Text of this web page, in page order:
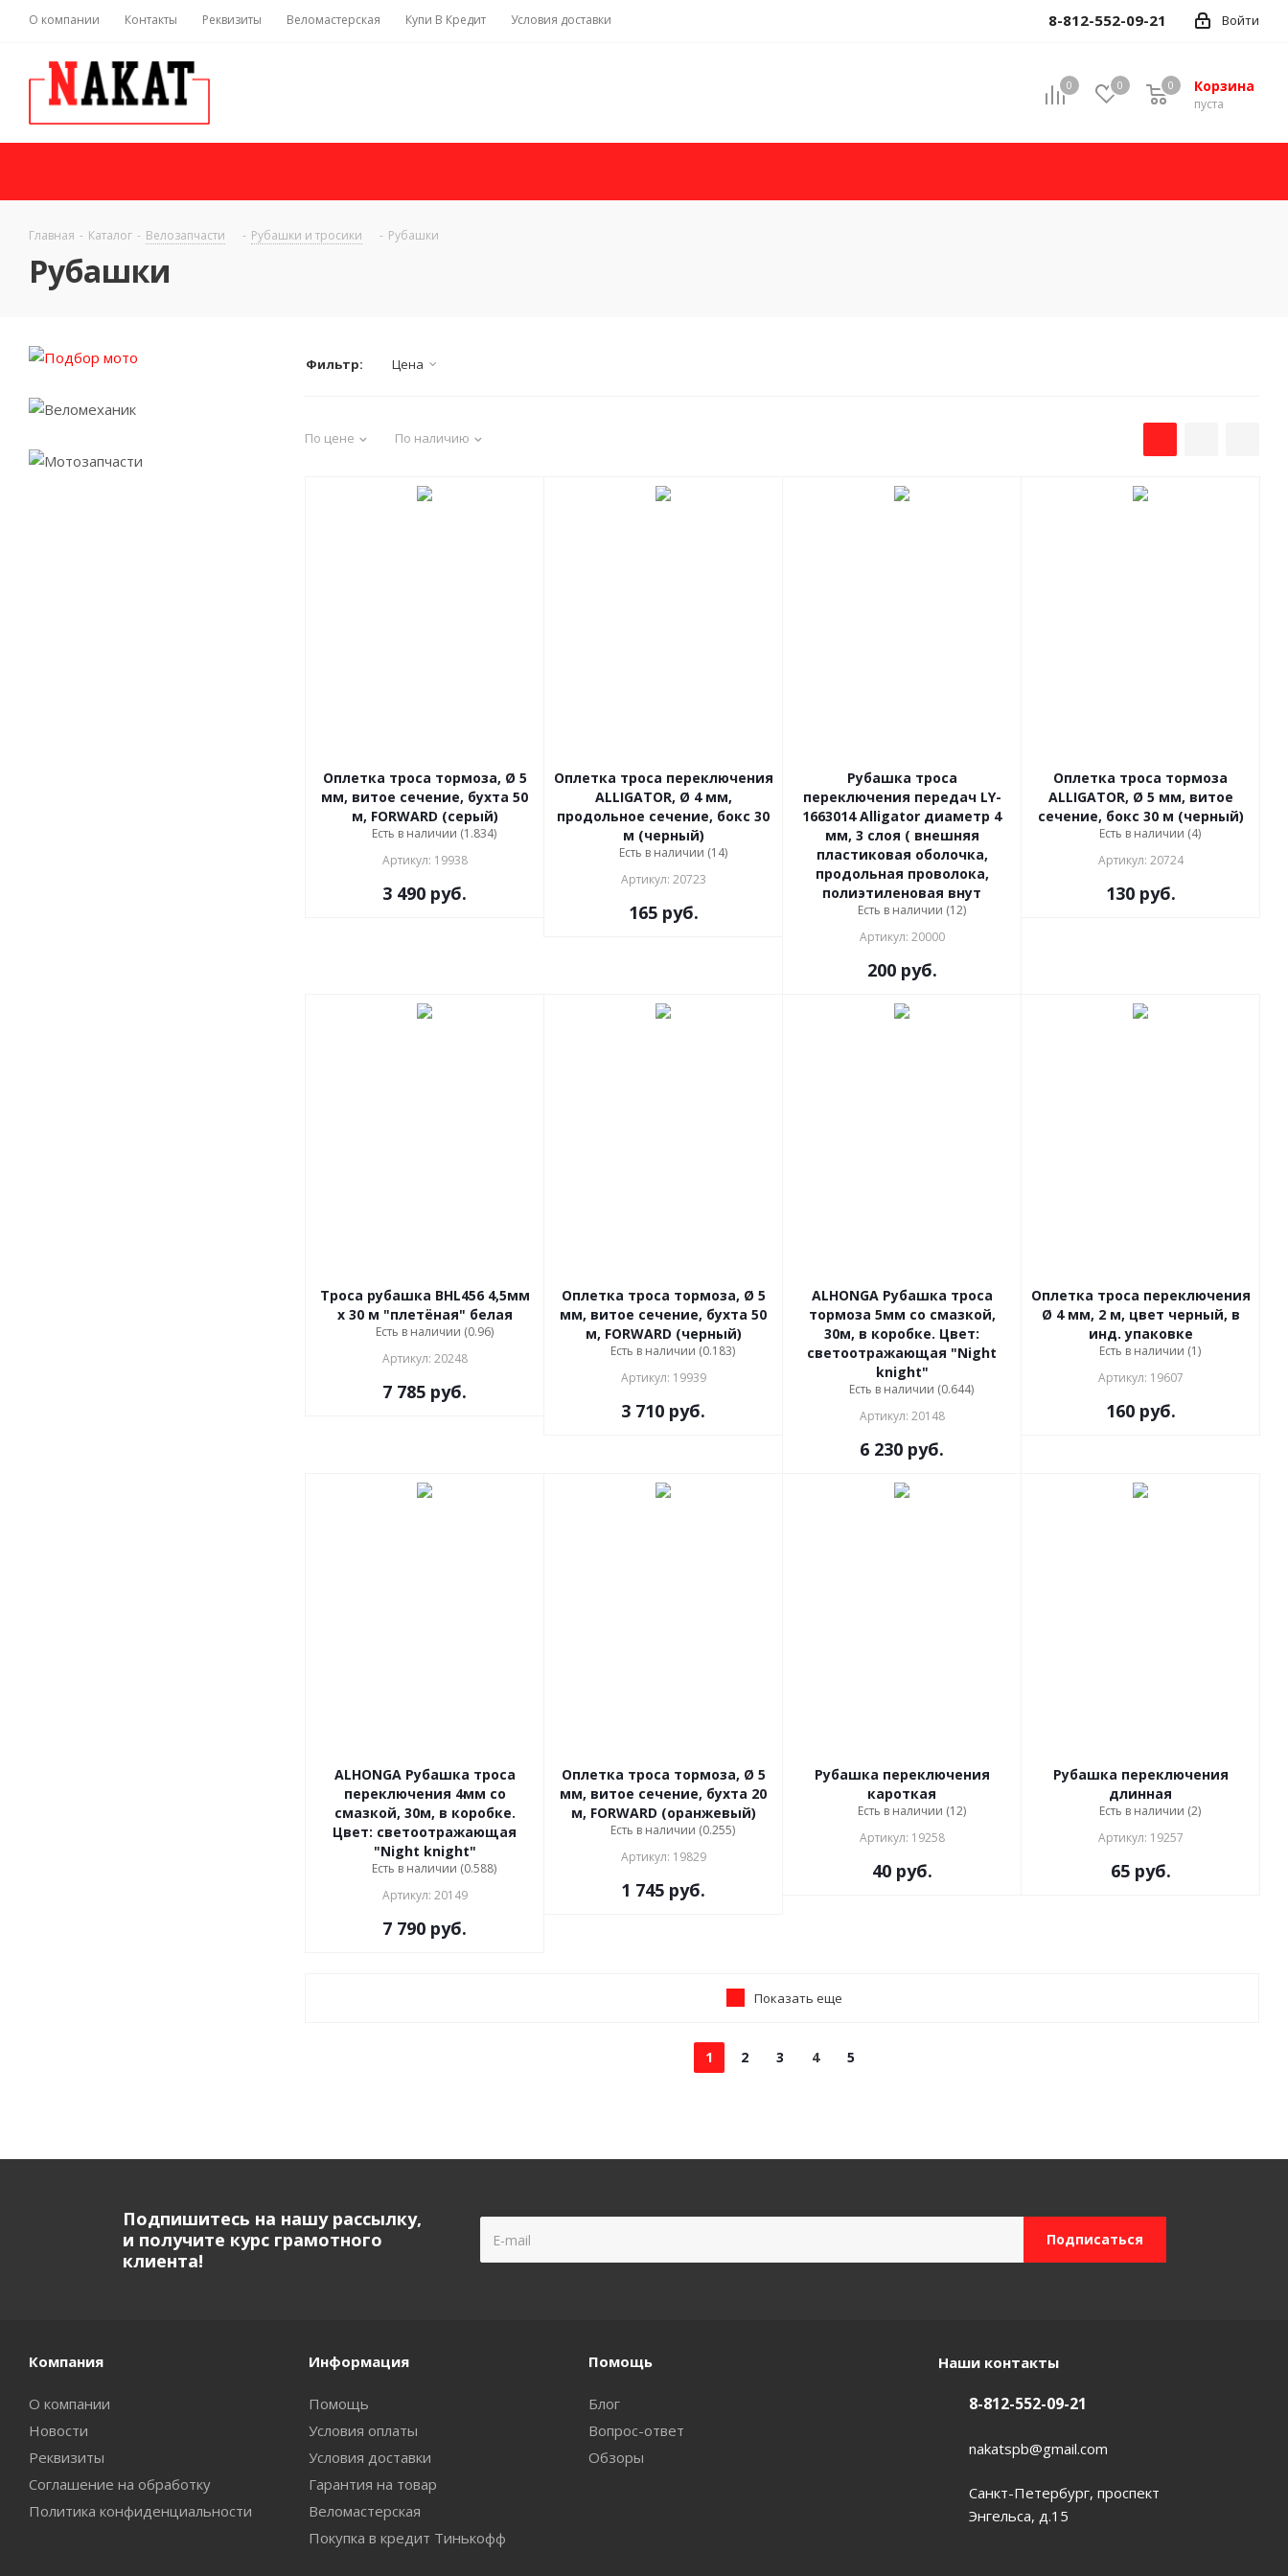
О компании Контакты Реквизиты Веломастерская Купи В Кредит Условия доставки Войти
8-812-552-09-21
0 0 Корзина
пуста
0
Главная - Каталог - Велозапчасти - Рубашки и тросики - Рубашки
Рубашки
Фильтр: Цена
По цене По наличию
Оплетка троса тормоза, Ø 5
мм, витое сечение, бухта 50
м, FORWARD (серый)
Есть в наличии (1.834)
Артикул: 19938
3 490 руб.
Оплетка троса переключения
ALLIGATOR, Ø 4 мм,
продольное сечение, бокс 30
м (черный)
Есть в наличии (14)
Артикул: 20723
165руб.
Рубашка троса
переключения передач LY-
1663014 Alligator диаметр 4
мм, 3 слоя ( внешняя
пластиковая оболочка,
продольная проволока,
полиэтиленовая внут
Есть в наличии (12)
Артикул: 20000
200руб.
Оплетка троса тормоза
ALLIGATOR, Ø 5 мм, витое
сечение, бокс 30 м (черный)
Есть в наличии (4)
Артикул: 20724
130руб.
Троса рубашка BHL456 4,5мм
х 30 м "плетёная" белая
Есть в наличии (0.96)
Артикул: 20248
7 785 руб.
Оплетка троса тормоза, Ø 5
мм, витое сечение, бухта 50
м, FORWARD (черный)
Есть в наличии (0.183)
Артикул: 19939
3 710 руб.
ALHONGA Рубашка троса
тормоза 5мм со смазкой,
30м, в коробке. Цвет:
светоотражающая "Night
knight"
Есть в наличии (0.644)
Артикул: 20148
6 230 руб.
Оплетка троса переключения
Ø 4 мм, 2 м, цвет черный, в
инд. упаковке
Есть в наличии (1)
Артикул: 19607
160руб.
ALHONGA Рубашка троса
переключения 4мм со
смазкой, 30м, в коробке.
Цвет: светоотражающая
"Night knight"
Есть в наличии (0.588)
Артикул: 20149
7 790 руб.
Оплетка троса тормоза, Ø 5
мм, витое сечение, бухта 20
м, FORWARD (оранжевый)
Есть в наличии (0.255)
Артикул: 19829
1 745 руб.
Рубашка переключения
кароткая
Есть в наличии (12)
Артикул: 19258
40руб.
Рубашка переключения
длинная
Есть в наличии (2)
Артикул: 19257
65руб.
Показать еще
1 2 3 4 5
Подпишитесь на нашу рассылку,
и получите курс грамотного
клиента!
Компания
О компании
Новости
Реквизиты
Соглашение на обработку
Политика конфиденциальности
Информация
Помощь
Условия оплаты
Условия доставки
Гарантия на товар
Веломастерская
Покупка в кредит Тинькофф
Помощь
Блог
Вопрос-ответ
Обзоры
Наши контакты
8-812-552-09-21
nakatspb@gmail.com
Санкт-Петербург, проспект
Энгельса, д.15